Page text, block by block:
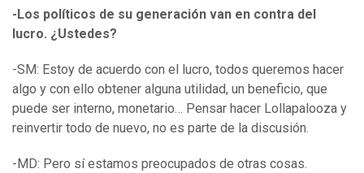
-Los políticos de su generación van en contra del
lucro. ¿Ustedes?
-SM: Estoy de acuerdo con el lucro, todos queremos hacer
algo y con ello obtener alguna utilidad, un beneficio, que
puede ser interno, monetario… Pensar hacer Lollapalooza y
reinvertir todo de nuevo, no es parte de la discusión.
-MD: Pero sí estamos preocupados de otras cosas.